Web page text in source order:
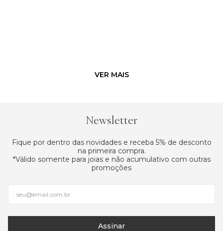
Newsletter
Fique por dentro das novidades e receba 5% de desconto
na primeira compra.
*Válido somente para joias e não acumulativo com outras
promoções
Assinar